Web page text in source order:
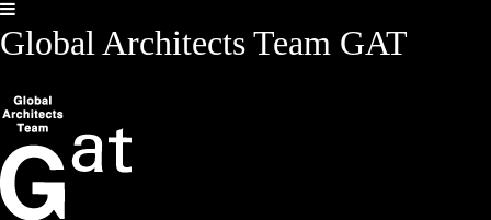
Global Architects Team GAT